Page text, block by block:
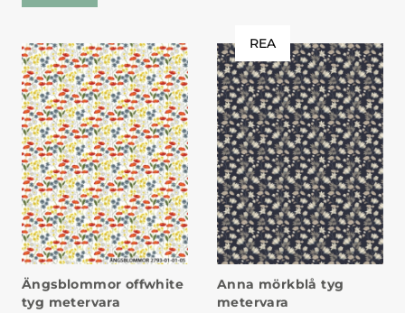
Ängsblommor offwhite
tyg metervara
REA
Anna mörkblå tyg
metervara